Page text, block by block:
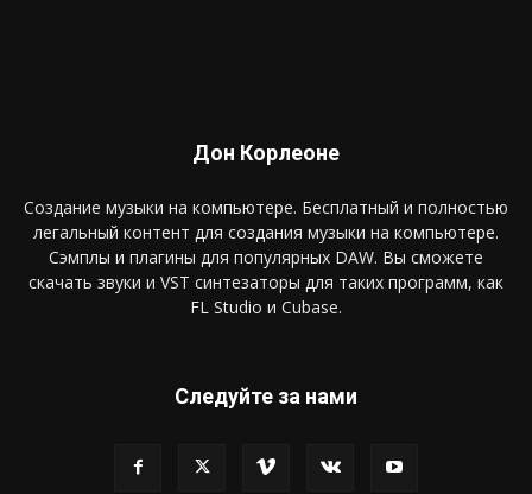
Дон Корлеоне
Создание музыки на компьютере. Бесплатный и полностью
легальный контент для создания музыки на компьютере.
Сэмплы и плагины для популярных DAW. Вы сможете
скачать звуки и VST синтезаторы для таких программ, как
FL Studio и Cubase.
Следуйте за нами